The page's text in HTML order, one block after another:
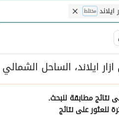
ايلاند مختلط
ايلاند، الساحل الشمالي
نتائج مطابقة للبحث.
للعثور على نتائج